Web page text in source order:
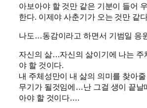
아보아야 할 것만 같은 기분이 들어
한다. 이제야 사춘기가 오는 것만 같다
나도…동감이라고 하면서 기범일 응
자신의 삶…자신의 삶이기에 나는 주
야 할 것이다.
내 주체성만이 내 삶의 의미를 찾아
무기가 될것임에…난 그걸 생이 끝날
아야 할 것이다….